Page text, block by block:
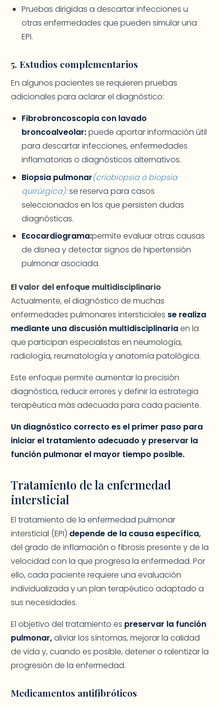
Pruebas dirigidas a descartar infecciones u
otras enfermedades que pueden simular una
EPI.
5. Estudios complementarios
En algunos pacientes se requieren pruebas
adicionales para aclarar el diagnóstico:
Fibrobroncoscopia con lavado
broncoalveolar:puede aportar información útil
para descartar infecciones, enfermedades
inflamatorias o diagnósticos alternativos.
Biopsia pulmonar(criobiopsia o biopsia
quirúrgica):se reserva para casos
seleccionados en los que persisten dudas
diagnósticas.
Ecocardiograma:permite evaluar otras causas
de disnea y detectar signos de hipertensión
pulmonar asociada.
El valor del enfoque multidisciplinario
Actualmente, el diagnóstico de muchas
enfermedades pulmonares intersticiales se realiza
mediante una discusión multidisciplinariaen la
que participan especialistas en neumología,
radiología, reumatología y anatomía patológica.
Este enfoque permite aumentar la precisión
diagnóstica, reducir errores y definir la estrategia
terapéutica más adecuada para cada paciente.
Un diagnóstico correcto es el primer paso para
iniciar el tratamiento adecuado y preservar la
función pulmonar el mayor tiempo posible.
Tratamiento de la enfermedad
intersticial
El tratamiento de la enfermedad pulmonar
intersticial (EPI) depende de la causa específica,
del grado de inflamación o fibrosis presente y de la
velocidad con la que progresa la enfermedad. Por
ello, cada paciente requiere una evaluación
individualizada y un plan terapéutico adaptado a
sus necesidades.
El objetivo del tratamiento es preservar la función
pulmonar,aliviar los síntomas, mejorar la calidad
de vida y, cuando es posible, detener o ralentizar la
progresión de la enfermedad.
Medicamentos antifibróticos